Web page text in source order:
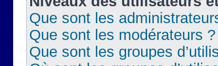
Que sont les
Que sont les modérateurs ?
Que sont les groupes